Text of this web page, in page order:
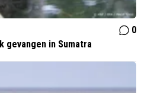
0
gevangen in Sumatra